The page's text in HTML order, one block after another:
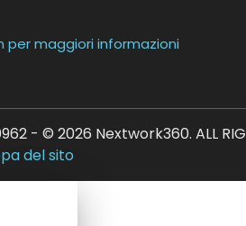
maggiori informazioni
- © 2026 Nextwork360. ALL
del sito